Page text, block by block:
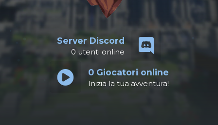
Server Discord
0 utenti online
0Giocatori online
Inizia la tua avventura!